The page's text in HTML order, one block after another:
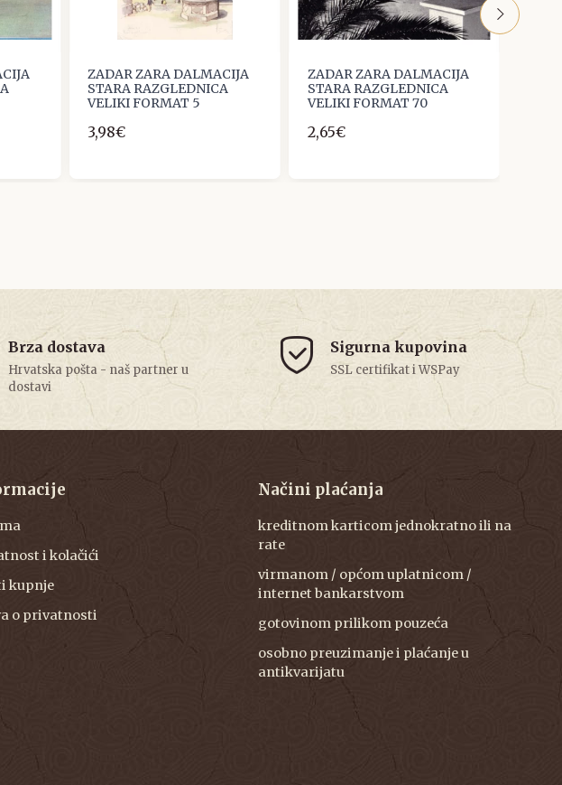
ZADAR ZARA DALMACIJA
STARA RAZGLEDNICA
VELIKI FORMAT 5
3,98€
ZADAR ZARA DALMACIJA
STARA RAZGLEDNICA
VELIKI FORMAT 70
2,65€
Brza dostava
Hrvatska pošta - naš partner u
dostavi
Sigurna kupovina
SSL certifikat i WSPay
i kolačići
kupnje
o privatnosti
Načini plaćanja
kreditnom karticom jednokratno ili na
rate
virmanom / općom uplatnicom /
internet bankarstvom
gotovinom prilikom pouzeća
osobno preuzimanje i plaćanje u
antikvarijatu